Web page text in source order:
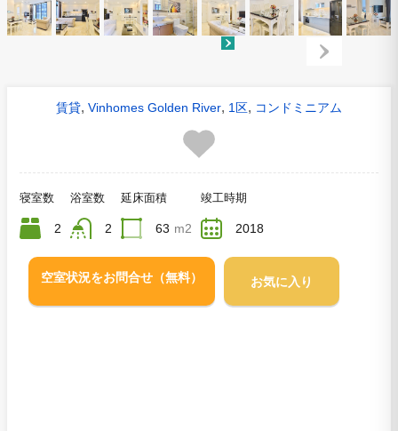
賃貸, Vinhomes Golden River, 1区, コンドミニアム
寝室数
2
浴室数
2
延床面積
63 m2
竣工時期
2018
空室状況をお問合せ（無料） お気に入り